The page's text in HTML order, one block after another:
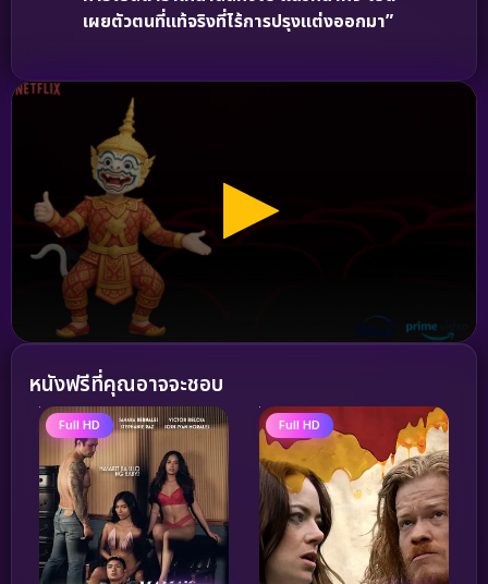
เผยตัวตนที่แท้จริงที่ไร้การปรุงแต่งออกมา”
หนังฟรีที่คุณอาจจะชอบ
Full HD Full HD